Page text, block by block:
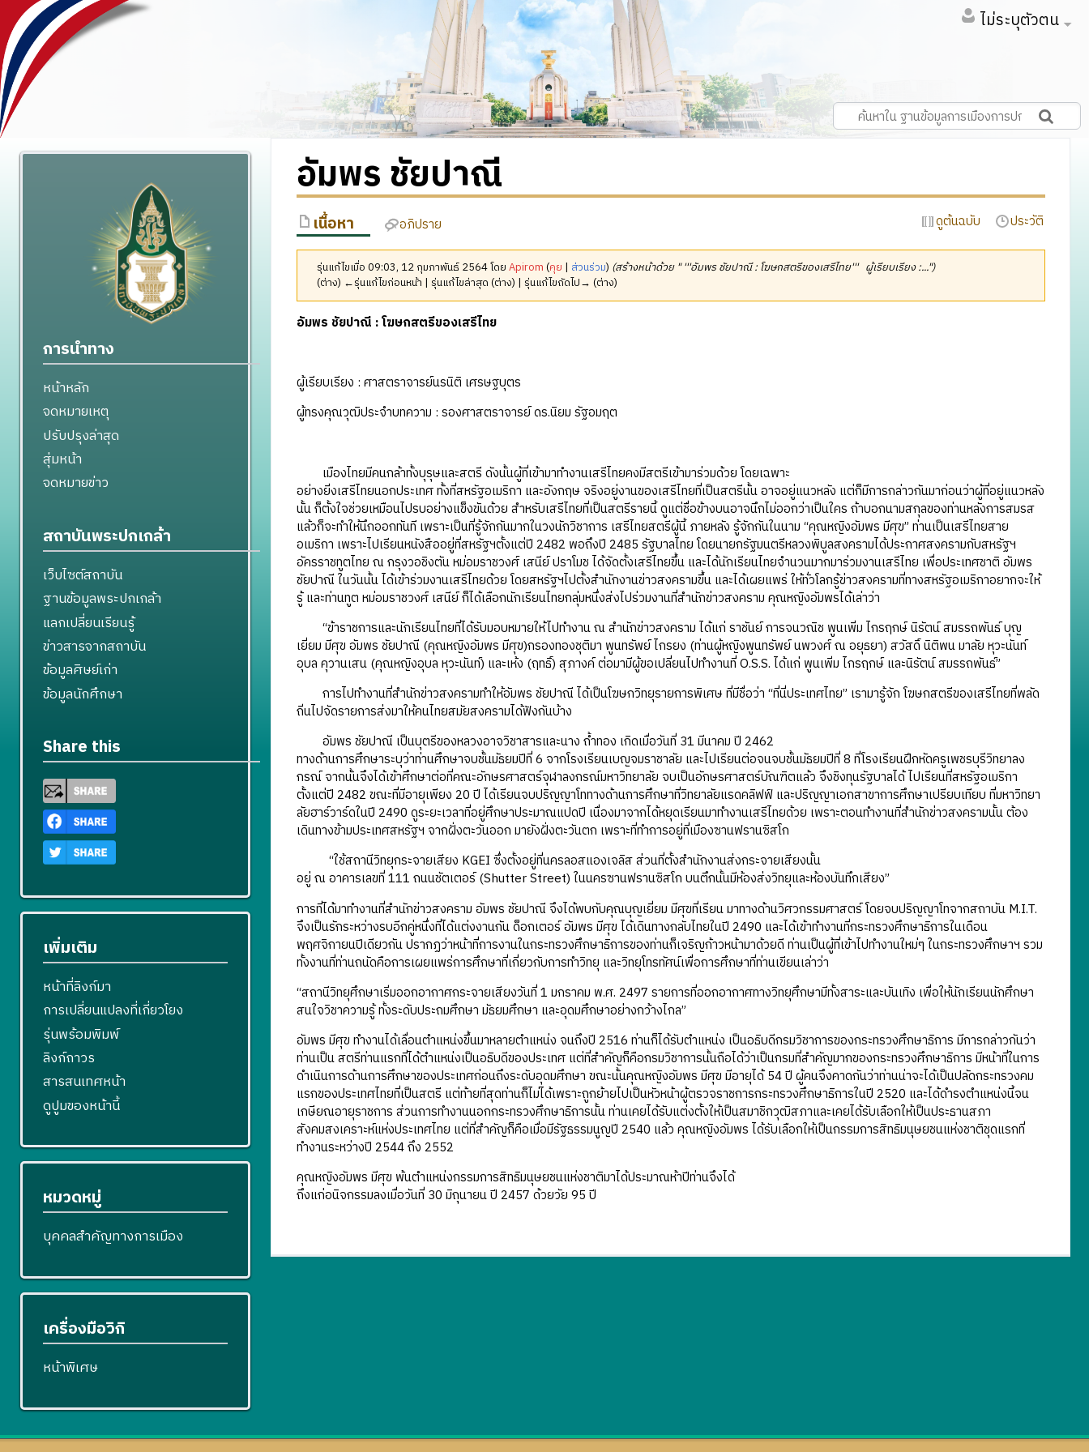
ไม่ระบุตัวตน
อัมพร ชัยปาณี
เนื้อหา อภิปราย ดูต้นฉบับ ประวัติ
รุ่นแก้ไขเมื่อ 09:03, 12 กุมภาพันธ์ 2564 โดยApirom (คุย | ส่วนร่วม) (สร้างหน้าด้วย " '''อัมพร ชัยปาณี : โฆษกสตรีของเสรีไทย''' ผู้เรียบเรียง :...")
(ต่าง) ←รุ่นแก้ไขก่อนหน้า | รุ่นแก้ไขล่าสุด (ต่าง) | รุ่นแก้ไขถัดไป→ (ต่าง)
อัมพร ชัยปาณี : โฆษกสตรีของเสรีไทย
ผู้เรียบเรียง : ศาสตราจารย์นรนิติ เศรษฐบุตร
ผู้ทรงคุณวุฒิประจำบทความ : รองศาสตราจารย์ ดร.นิยม รัฐอมฤต
เมืองไทยมีคนกล้าทั้งบุรุษและสตรี ดังนั้นผู้ที่เข้ามาทำงานเสรีไทยคงมีสตรีเข้ามาร่วมด้วย โดยเฉพาะ
อย่างยิ่งเสรีไทยนอกประเทศ ทั้งที่สหรัฐอเมริกา และอังกฤษ จริงอยู่งานของเสรีไทยที่เป็นสตรีนั้น อาจอยู่แนวหลัง แต่ก็มีการกล่าวกันมาก่อนว่าผู้ที่อยู่แนวหลัง
นั้น ก็ตั้งใจช่วยเหมือนไปรบอย่างแข็งขันด้วย สำหรับเสรีไทยที่เป็นสตรีรายนี้ ดูแต่ชื่อข้างบนอาจนึกไม่ออกว่าเป็นใคร ถ้าบอกนามสกุลของท่านหลังการสมรส
แล้วก็จะทำให้นึกออกทันที เพราะเป็นที่รู้จักกันมากในวงนักวิชาการ เสรีไทยสตรีผู้นี้ ภายหลัง รู้จักกันในนาม “คุณหญิงอัมพร มีศุข” ท่านเป็นเสรีไทยสาย
อเมริกา เพราะไปเรียนหนังสืออยู่ที่สหรัฐฯตั้งแต่ปี 2482 พอถึงปี 2485 รัฐบาลไทย โดยนายกรัฐมนตรีหลวงพิบูลสงครามได้ประกาศสงครามกับสหรัฐฯ
อัครราชทูตไทย ณ กรุงวอชิงตัน หม่อมราชวงศ์ เสนีย์ ปราโมช ได้จัดตั้งเสรีไทยขึ้น และได้นักเรียนไทยจำนวนมากมาร่วมงานเสรีไทย เพื่อประเทศชาติ อัมพร
ชัยปาณี ในวันนั้น ได้เข้าร่วมงานเสรีไทยด้วย โดยสหรัฐฯไปตั้งสำนักงานข่าวสงครามขึ้น และได้เผยแพร่ ให้ทั่วโลกรู้ข่าวสงครามที่ทางสหรัฐอเมริกาอยากจะให้
รู้ และท่านทูต หม่อมราชวงศ์ เสนีย์ ก็ได้เลือกนักเรียนไทยกลุ่มหนึ่งส่งไปร่วมงานที่สำนักข่าวสงคราม คุณหญิงอัมพรได้เล่าว่า
“ข้าราชการและนักเรียนไทยที่ได้รับมอบหมายให้ไปทำงาน ณ สำนักข่าวสงคราม ได้แก่ ราชันย์ การจนวณิช พูนเพิ่ม ไกรฤกษ์ นิรัตน์ สมรรถพันธ์ บุญ
เยี่ยม มีศุข อัมพร ชัยปาณี (คุณหญิงอัมพร มีศุข)กรองทองชุติมา พูนทรัพย์ ไกรยง (ท่านผู้หญิงพูนทรัพย์ นพวงศ์ ณ อยุธยา) สวัสดิ์ นิติพน มาลัย หุวะนันท์
อุบล คุวานเสน (คุณหญิงอุบล หุวะนันท์) และเห้ง (ฤทธิ์) สุภางค์ ต่อมามีผู้ขอเปลี่ยนไปทำงานที่ O.S.S. ได้แก่ พูนเพิ่ม ไกรฤกษ์ และนิรัตน์ สมรรถพันธ์”
การไปทำงานที่สำนักข่าวสงครามทำให้อัมพร ชัยปาณี ได้เป็นโฆษกวิทยุรายการพิเศษ ที่มีชื่อว่า “ที่นี่ประเทศไทย” เรามารู้จัก โฆษกสตรีของเสรีไทยที่พลัด
ถิ่นไปจัดรายการส่งมาให้คนไทยสมัยสงครามได้ฟังกันบ้าง
อัมพร ชัยปาณี เป็นบุตรีของหลวงอาจวิชาสารและนาง ถ้ำทอง เกิดเมื่อวันที่ 31 มีนาคม ปี 2462
ทางด้านการศึกษาระบุว่าท่านศึกษาจบชั้นมัธยมปีที่ 6 จากโรงเรียนเบญจมราชาลัย และไปเรียนต่อจนจบชั้นมัธยมปีที่ 8 ที่โรงเรียนฝึกหัดครูเพชรบุรีวิทยาลง
กรณ์ จากนั้นจึงได้เข้าศึกษาต่อที่คณะอักษรศาสตร์จุฬาลงกรณ์มหาวิทยาลัย จบเป็นอักษรศาสตร์บัณฑิตแล้ว จึงชิงทุนรัฐบาลได้ ไปเรียนที่สหรัฐอเมริกา
ตั้งแต่ปี 2482 ขณะที่มีอายุเพียง 20 ปี ได้เรียนจบปริญญาโททางด้านการศึกษาที่วิทยาลัยแรดคลิฟฟ์ และปริญญาเอกสาขาการศึกษาเปรียบเทียบ ที่มหาวิทยา
ลัยฮาร์วาร์ดในปี 2490 ดูระยะเวลาที่อยู่ศึกษาประมาณแปดปี เนื่องมาจากได้หยุดเรียนมาทำงานเสรีไทยด้วย เพราะตอนทำงานที่สำนักข่าวสงครามนั้น ต้อง
เดินทางข้ามประเทศสหรัฐฯ จากฝั่งตะวันออก มายังฝั่งตะวันตก เพราะที่ทำการอยู่ที่เมืองซานฟรานซิสโก
“ใช้สถานีวิทยุกระจายเสียง KGEI ซึ่งตั้งอยู่ที่นครลอสแองเจลิส ส่วนที่ตั้งสำนักงานส่งกระจายเสียงนั้น
อยู่ ณ อาคารเลขที่ 111 ถนนชัตเตอร์ (Shutter Street) ในนครซานฟรานซิสโก บนตึกนั้นมีห้องส่งวิทยุและห้องบันทึกเสียง”
การที่ได้มาทำงานที่สำนักข่าวสงคราม อัมพร ชัยปาณี จึงได้พบกับคุณบุญเยี่ยม มีศุขที่เรียน มาทางด้านวิศวกรรมศาสตร์ โดยจบปริญญาโทจากสถาบัน M.I.T.
จึงเป็นรักระหว่างรบอีกคู่หนึ่งที่ได้แต่งงานกัน ด็อกเตอร์ อัมพร มีศุข ได้เดินทางกลับไทยในปี 2490 และได้เข้าทำงานที่กระทรวงศึกษาธิการในเดือน
พฤศจิกายนปีเดียวกัน ปรากฏว่าหน้าที่การงานในกระทรวงศึกษาธิการของท่านก็เจริญก้าวหน้ามาด้วยดี ท่านเป็นผู้ที่เข้าไปทำงานใหม่ๆ ในกระทรวงศึกษาฯ รวม
ทั้งงานที่ท่านถนัดคือการเผยแพร่การศึกษาที่เกี่ยวกับการทำวิทยุ และวิทยุโทรทัศน์เพื่อการศึกษาที่ท่านเขียนเล่าว่า
“สถานีวิทยุศึกษาเริ่มออกอากาศกระจายเสียงวันที่ 1 มกราคม พ.ศ. 2497 รายการที่ออกอากาศทางวิทยุศึกษามีทั้งสาระและบันเทิง เพื่อให้นักเรียนนักศึกษา
สนใจวิชาความรู้ ทั้งระดับประถมศึกษา มัธยมศึกษา และอุดมศึกษาอย่างกว้างไกล”
อัมพร มีศุข ทำงานได้เลื่อนตำแหน่งขึ้นมาหลายตำแหน่ง จนถึงปี 2516 ท่านก็ได้รับตำแหน่ง เป็นอธิบดีกรมวิชาการของกระทรวงศึกษาธิการ มีการกล่าวกันว่า
ท่านเป็น สตรีท่านแรกที่ได้ตำแหน่งเป็นอธิบดีของประเทศ แต่ที่สำคัญก็คือกรมวิชาการนั้นถือได้ว่าเป็นกรมที่สำคัญมากของกระทรวงศึกษาธิการ มีหน้าที่ในการ
ดำเนินการด้านการศึกษาของประเทศก่อนถึงระดับอุดมศึกษา ขณะนั้นคุณหญิงอัมพร มีศุข มีอายุได้ 54 ปี ผู้คนจึงคาดกันว่าท่านน่าจะได้เป็นปลัดกระทรวงคม
แรกของประเทศไทยที่เป็นสตรี แต่ท้ายที่สุดท่านก็ไม่ได้เพราะถูกย้ายไปเป็นหัวหน้าผู้ตรวจราชการกระทรวงศึกษาธิการในปี 2520 และได้ดำรงตำแหน่งนี้จน
เกษียณอายุราชการ ส่วนการทำงานนอกกระทรวงศึกษาธิการนั้น ท่านเคยได้รับแต่งตั้งให้เป็นสมาชิกวุฒิสภาและเคยได้รับเลือกให้เป็นประธานสภา
สังคมสงเคราะห์แห่งประเทศไทย แต่ที่สำคัญก็คือเมื่อมีรัฐธรรมนูญปี 2540 แล้ว คุณหญิงอัมพร ได้รับเลือกให้เป็นกรรมการสิทธิมนุษยชนแห่งชาติชุดแรกที่
ทำงานระหว่างปี 2544 ถึง 2552
คุณหญิงอัมพร มีศุข พ้นตำแหน่งกรรมการสิทธิมนุษยชนแห่งชาติมาได้ประมาณห้าปีท่านจึงได้
ถึงแก่อนิจกรรมลงเมื่อวันที่ 30 มิถุนายน ปี 2457 ด้วยวัย 95 ปี
การนำทาง
หน้าหลัก
จดหมายเหตุ
ปรับปรุงล่าสุด
สุ่มหน้า
จดหมายข่าว
สถาบันพระปกเกล้า
เว็บไซต์สถาบัน
ฐานข้อมูลพระปกเกล้า
แลกเปลี่ยนเรียนรู้
ข่าวสารจากสถาบัน
ข้อมูลศิษย์เก่า
ข้อมูลนักศึกษา
Share this
เพิ่มเติม
หน้าที่ลิงก์มา
การเปลี่ยนแปลงที่เกี่ยวโยง
รุ่นพร้อมพิมพ์
ลิงก์ถาวร
สารสนเทศหน้า
ดูปูมของหน้านี้
หมวดหมู่
บุคคลสำคัญทางการเมือง
เครื่องมือวิกิ
หน้าพิเศษ